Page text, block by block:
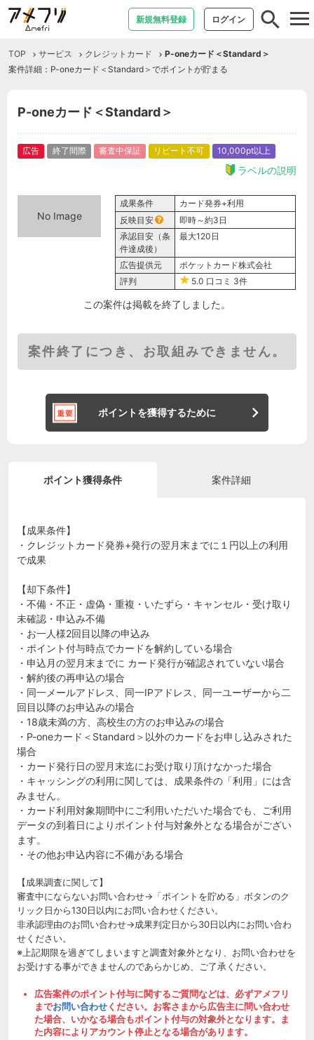
新規無料登録 ログイン
TOP サービス クレジットカード
P-oneカード＜Standard＞
案件詳細：P-oneカード＜Standard＞でポイントが貯まる
P-oneカード＜Standard＞
広告 終了間際 審査中保証 リピート不可 10,000pt以上
ラベルの説明
No Image
成果条件
カード発券+利用
反映目安
即時～約3日
承認目安（条
件達成後）
最大120日
広告提供元
ポケットカード株式会社
評判
5.0 口コミ 3件
この案件は掲載を終了しました。
案件終了につき、お取組みできません。
ポイントを獲得するために
ポイント獲得条件 案件詳細
【成果条件】
・クレジットカード発券+発行の翌月末までに１円以上の利用
で成果
【却下条件】
・不備・不正・虚偽・重複・いたずら・キャンセル・受け取り
未確認・申込み不備
・お一人様2回目以降の申込み
・ポイント付与時点でカードを解約している場合
・申込月の翌月末までに カード発行が確認されていない場合
・解約後の再申込の場合
・同一メールアドレス、同一IPアドレス、同一ユーザーから二
回目以降のお申込みの場合
・18歳未満の方、高校生の方のお申込みの場合
・P-oneカード＜Standard＞以外のカードをお申し込みされた
場合
・カード発行日の翌月末迄にお受け取り頂けなかった場合
・キャッシングの利用に関しては、成果条件の「利用」には含
みません。
・カード利用対象期間中にご利用いただいた場合でも、ご利用
データの到着日によりポイント付与対象外となる場合がござい
ます。
・その他お申込内容に不備がある場合
【成果調査に関して】
審査中にならないお問い合わせ→「ポイントを貯める」ボタンのク
リック日から130日以内にお問い合わせください。
非承認理由のお問い合わせ→成果判定日から30日以内にお問い合わ
せください。
※上記期限を過ぎてしまいますと調査対象外となり、お問い合わせを
お受けする事ができませんのであらかじめ、ご了承ください。
広告案件のポイント付与に関するご質問などは、必ずアメフリ
までお問い合わせください。お客さまから広告主に問い合わせ
た場合、いかなる場合もポイント付与の対象外となります。ま
た内容によりアカウント停止となる場合があります。